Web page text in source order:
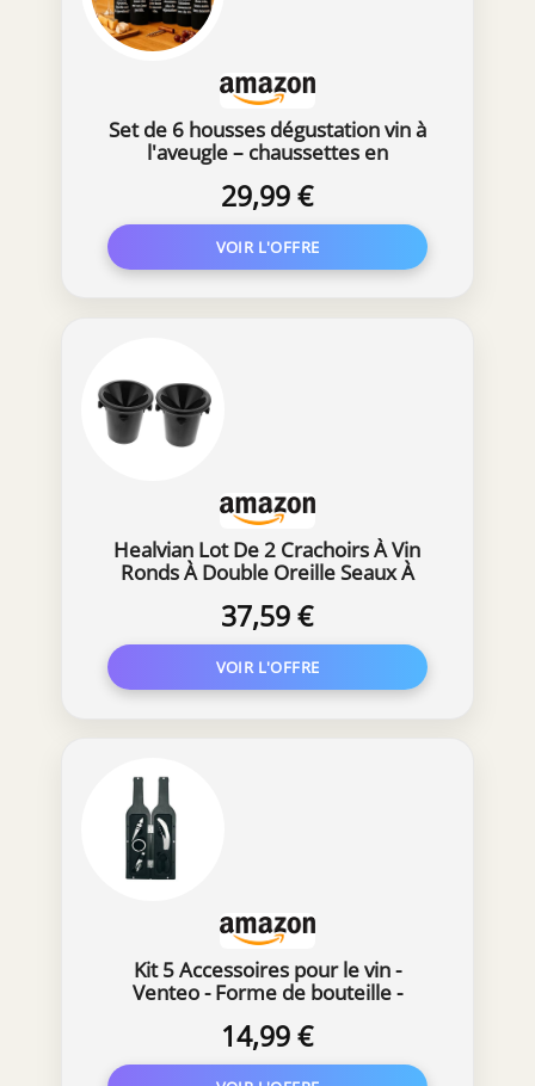
Set de 6 housses dégustation vin à
l'aveugle – chaussettes en
numérotées 1 à 6 avec citations
humoristiques – accessoires
œnologie, blind tasting, cadeau vin
original
29,99 €
Healvian Lot De 2 Crachoirs À Vin
Ronds À Double Oreille Seaux À
Pour Dégustation De Vin Cave
Boutique Œnologique Bar Et Maison
37,59 €
Kit 5 Accessoires pour le vin -
Venteo - Forme de bouteille -
Bouchon - Anneau anti-gouttes -
Tirebouchon - Coupe capsule
14,99 €